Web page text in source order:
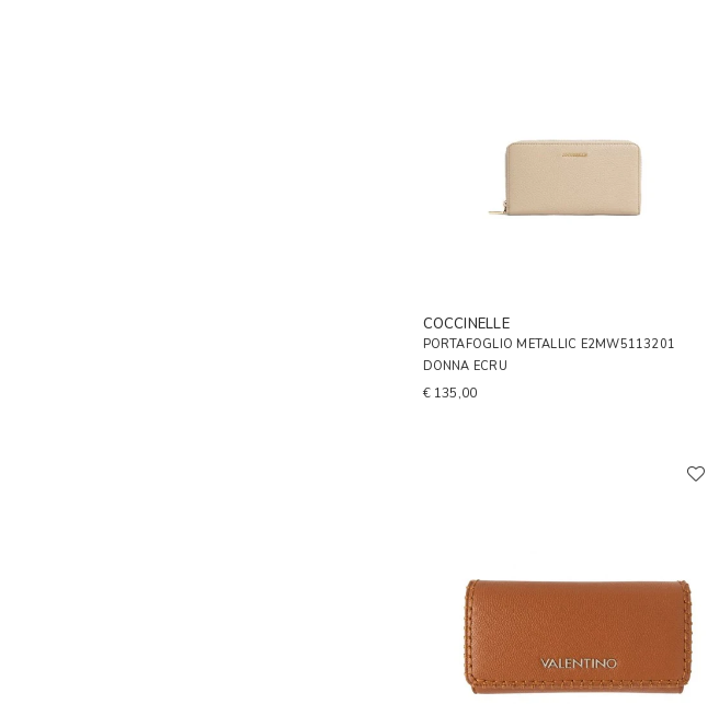
COCCINELLE
PORTAFOGLIO METALLIC E2MW5113201
DONNA ECRU
€ 135,00